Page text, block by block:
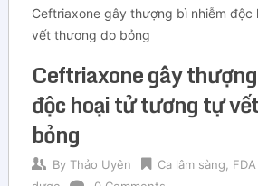
Ceftriaxone gây thượng bì nhiễm
vết thương do bỏng
Ceftriaxone gây
độc hoại tử tương tự
bỏng
By Thảo Uyên Ca lâm sàng